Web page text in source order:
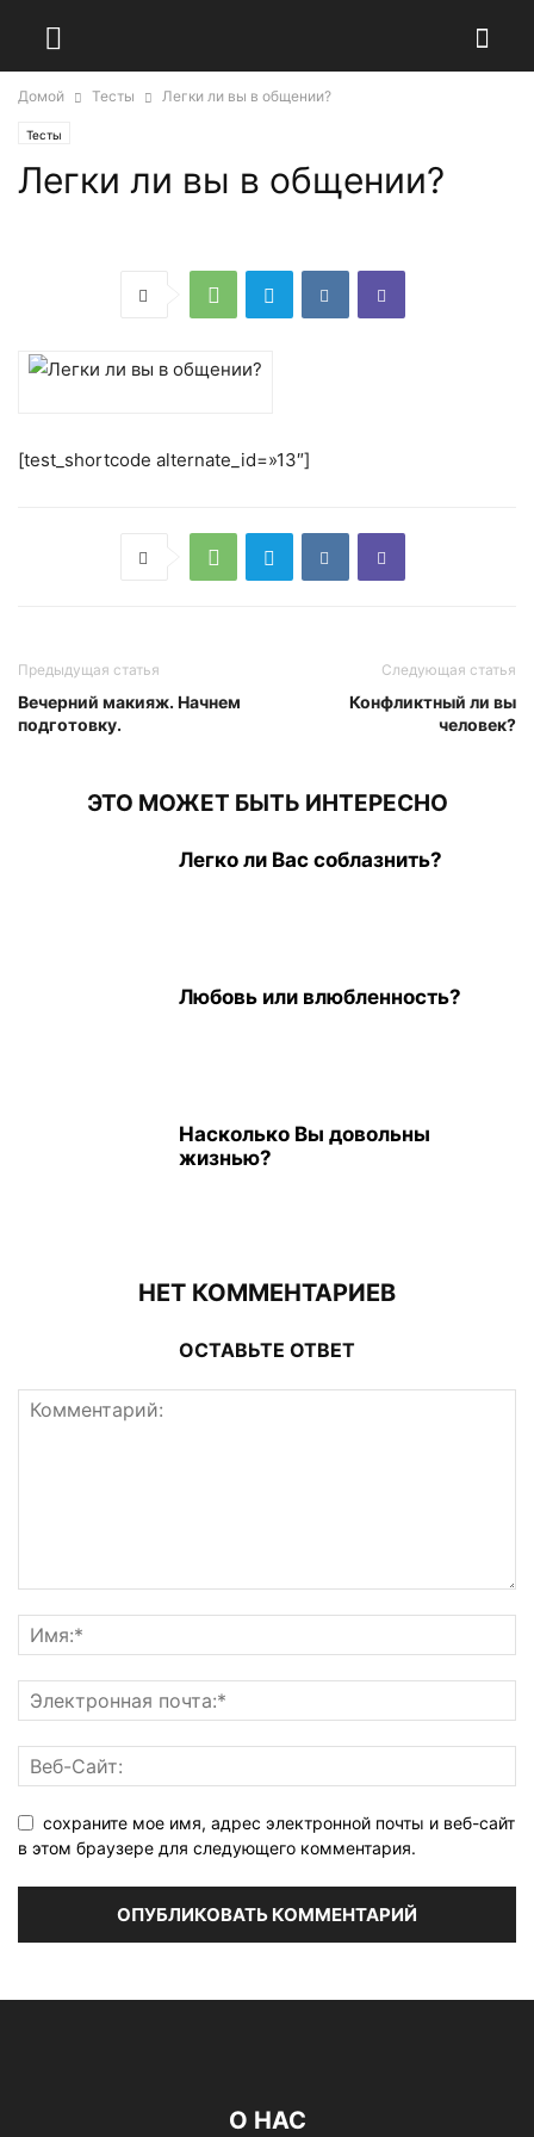
Домой Тесты Легки ли вы в общении?
Тесты
Легки ли вы в общении?
[test_shortcode alternate_id=»13″]
Предыдущая статья
Вечерний макияж. Начнем
подготовку.
Следующая статья
Конфликтный ли вы
человек?
ЭТО МОЖЕТ БЫТЬ ИНТЕРЕСНО
Легко ли Вас соблазнить?
Любовь или влюбленность?
Насколько Вы довольны
жизнью?
НЕТ КОММЕНТАРИЕВ
ОСТАВЬТЕ ОТВЕТ
сохраните мое имя, адрес электронной почты и веб-сайт
в этом браузере для следующего комментария.
О НАС